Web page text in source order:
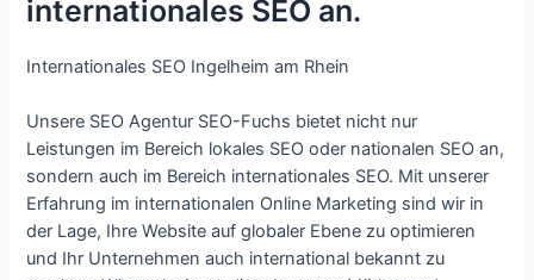
internationales SEO an.
Internationales SEO Ingelheim am Rhein
Unsere SEO Agentur SEO-Fuchs bietet nicht nur
Leistungen im Bereich lokales SEO oder nationalen SEO an,
sondern auch im Bereich internationales SEO. Mit unserer
Erfahrung im internationalen Online Marketing sind wir in
der Lage, Ihre Website auf globaler Ebene zu optimieren
und Ihr Unternehmen auch international bekannt zu